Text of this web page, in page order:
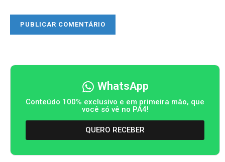
WhatsApp
Conteúdo 100% exclusivo e em primeira mão, que
você só vê no PA4!
QUERO RECEBER